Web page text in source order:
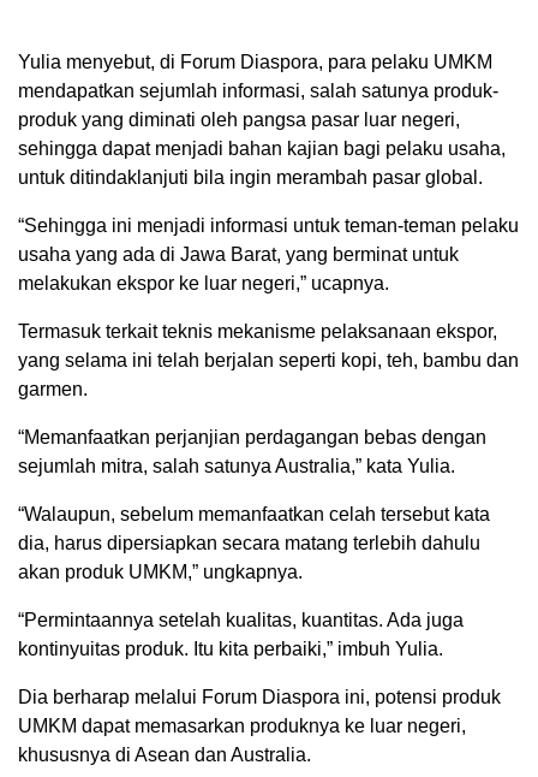
Yulia menyebut, di Forum Diaspora, para pelaku UMKM
mendapatkan sejumlah informasi, salah satunya produk-
produk yang diminati oleh pangsa pasar luar negeri,
sehingga dapat menjadi bahan kajian bagi pelaku usaha,
untuk ditindaklanjuti bila ingin merambah pasar global.
“Sehingga ini menjadi informasi untuk teman-teman pelaku
usaha yang ada di Jawa Barat, yang berminat untuk
melakukan ekspor ke luar negeri,” ucapnya.
Termasuk terkait teknis mekanisme pelaksanaan ekspor,
yang selama ini telah berjalan seperti kopi, teh, bambu dan
garmen.
“Memanfaatkan perjanjian perdagangan bebas dengan
sejumlah mitra, salah satunya Australia,” kata Yulia.
“Walaupun, sebelum memanfaatkan celah tersebut kata
dia, harus dipersiapkan secara matang terlebih dahulu
akan produk UMKM,” ungkapnya.
“Permintaannya setelah kualitas, kuantitas. Ada juga
kontinyuitas produk. Itu kita perbaiki,” imbuh Yulia.
Dia berharap melalui Forum Diaspora ini, potensi produk
UMKM dapat memasarkan produknya ke luar negeri,
khususnya di Asean dan Australia.